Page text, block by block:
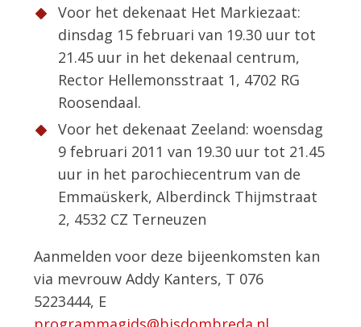
Voor het dekenaat Het Markiezaat:
dinsdag 15 februari van 19.30 uur tot
21.45 uur in het dekenaal centrum,
Rector Hellemonsstraat 1, 4702 RG
Roosendaal.
Voor het dekenaat Zeeland: woensdag
9 februari 2011 van 19.30 uur tot 21.45
uur in het parochiecentrum van de
Emmaüskerk, Alberdinck Thijmstraat
2, 4532 CZ Terneuzen
Aanmelden voor deze bijeenkomsten kan
via mevrouw Addy Kanters, T 076
5223444, E